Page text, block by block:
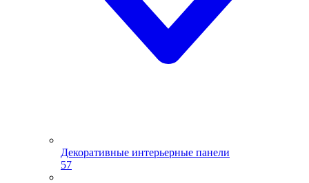
Декоративные интерьерные панели
57